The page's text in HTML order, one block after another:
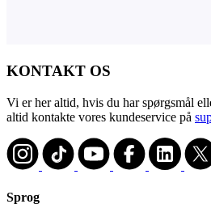
KONTAKT OS
Vi er her altid, hvis du har spørgsmål
altid kontakte vores kundeservice på
Sprog